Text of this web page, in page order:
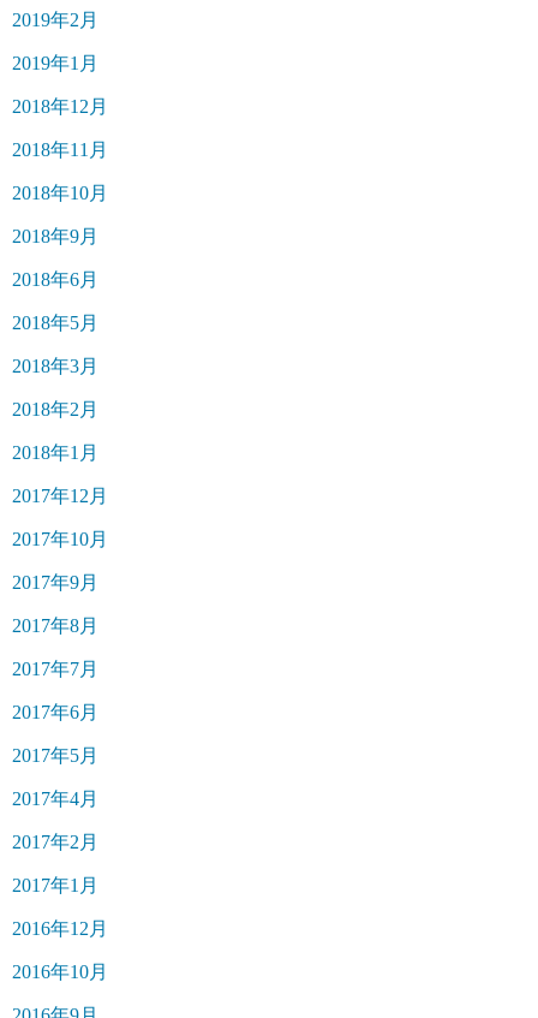
2019年2月
2019年1月
2018年12月
2018年11月
2018年10月
2018年9月
2018年6月
2018年5月
2018年3月
2018年2月
2018年1月
2017年12月
2017年10月
2017年9月
2017年8月
2017年7月
2017年6月
2017年5月
2017年4月
2017年2月
2017年1月
2016年12月
2016年10月